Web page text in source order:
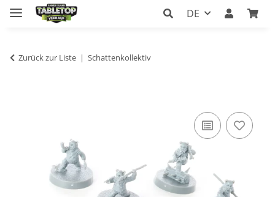
DE
Zurück zur Liste Schattenkollektiv